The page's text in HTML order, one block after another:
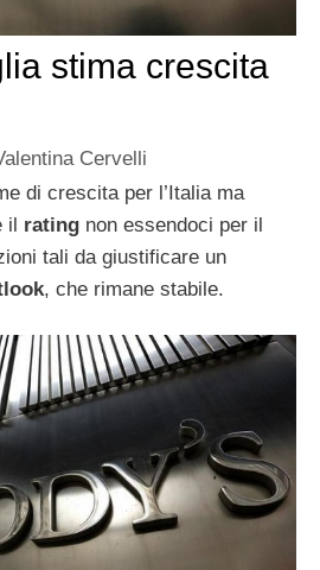
stima crescita
Cervelli
di crescita per l’Italia ma
il rating non essendoci per il
tali da giustificare un
, che rimane stabile.